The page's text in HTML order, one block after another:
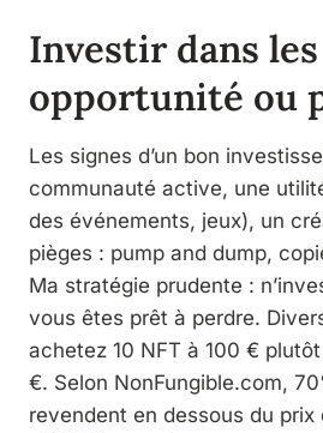
Investir dans les
opportunité ou
Les signes d’un bon
communauté active, une
des événements, jeux), un
pièges : pump and dump,
Ma stratégie prudente :
vous êtes prêt à perdre.
achetez 10 NFT à 100 € plutôt
€. Selon NonFungible.com,
revendent en dessous du prix